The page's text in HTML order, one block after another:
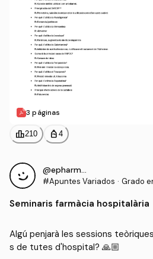
3 páginas
leaderboard210 personal_bag 4
@epharma99
#Apuntes Variados · Grado
Seminaris farmàcia hospitalària
Algú penjarà les sessions
s de tutes d'hospital? 🙏🏼